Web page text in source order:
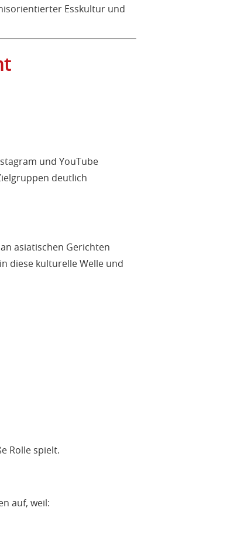
Esskultur und
und YouTube
deutlich
asiatischen Gerichten
diese kulturelle Welle und
Rolle spielt.
auf, weil: